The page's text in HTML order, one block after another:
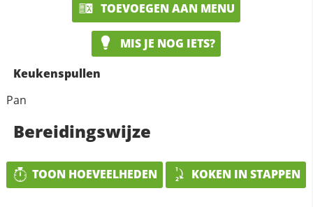
TOEVOEGEN AAN MENU
MIS JE NOG IETS?
Keukenspullen
Pan
Bereidingswijze
TOON HOEVEELHEDEN KOKEN IN STAPPEN